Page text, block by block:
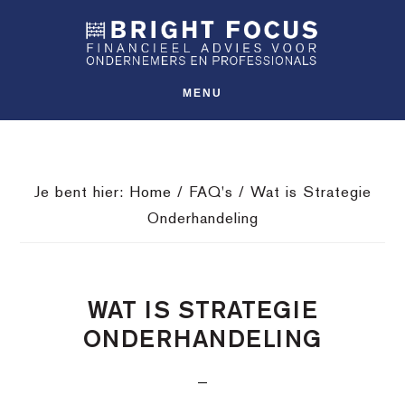
inhoud
MENU
Je bent hier: Home / FAQ's / Wat is Strategie
Onderhandeling
WAT IS STRATEGIE
ONDERHANDELING